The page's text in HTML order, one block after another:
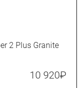
2 Plus Granite
10 920₽